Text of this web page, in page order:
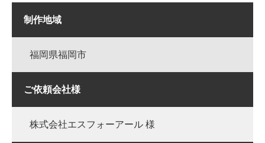
制作地域
福岡県福岡市
ご依頼会社様
株式会社エスフォーアール 様